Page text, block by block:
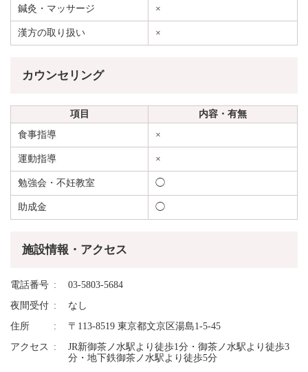
鍼灸・マッサージ ×
漢方の取り扱い ×
カウンセリング
項目
内容・有無
食事指導
×
運動指導 ×
勉強会・不妊教室 ◯
助成金 ◯
施設情報・アクセス
電話番号
03-5803-5684
夜間受付
なし
住所
〒113-8519 東京都文京区湯島1-5-45
アクセス
JR新御茶ノ水駅より徒歩1分・御茶ノ水駅より徒歩3
分・地下鉄御茶ノ水駅より徒歩5分